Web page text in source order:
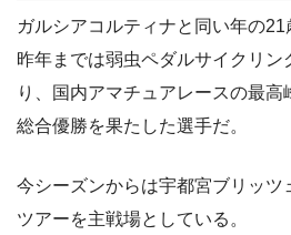
ガルシアコルティナと同い年の21
昨年までは弱虫ペダルサイクリン
り、国内アマチュアレースの最
総合優勝を果たした選手だ。
今シーズンからは宇都宮ブリッツ
ツアーを主戦場としている。